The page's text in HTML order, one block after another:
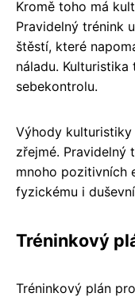
Kromě toho má
Pravidelný trénink
štěstí, které
náladu.
sebekontrolu.
Výhody
zřejmé. Pravidelný
mnoho pozitivních
fyzickému i
Tréninkový
Tréninkový plán